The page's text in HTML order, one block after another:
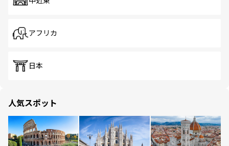
アフリカ
日本
人気スポット